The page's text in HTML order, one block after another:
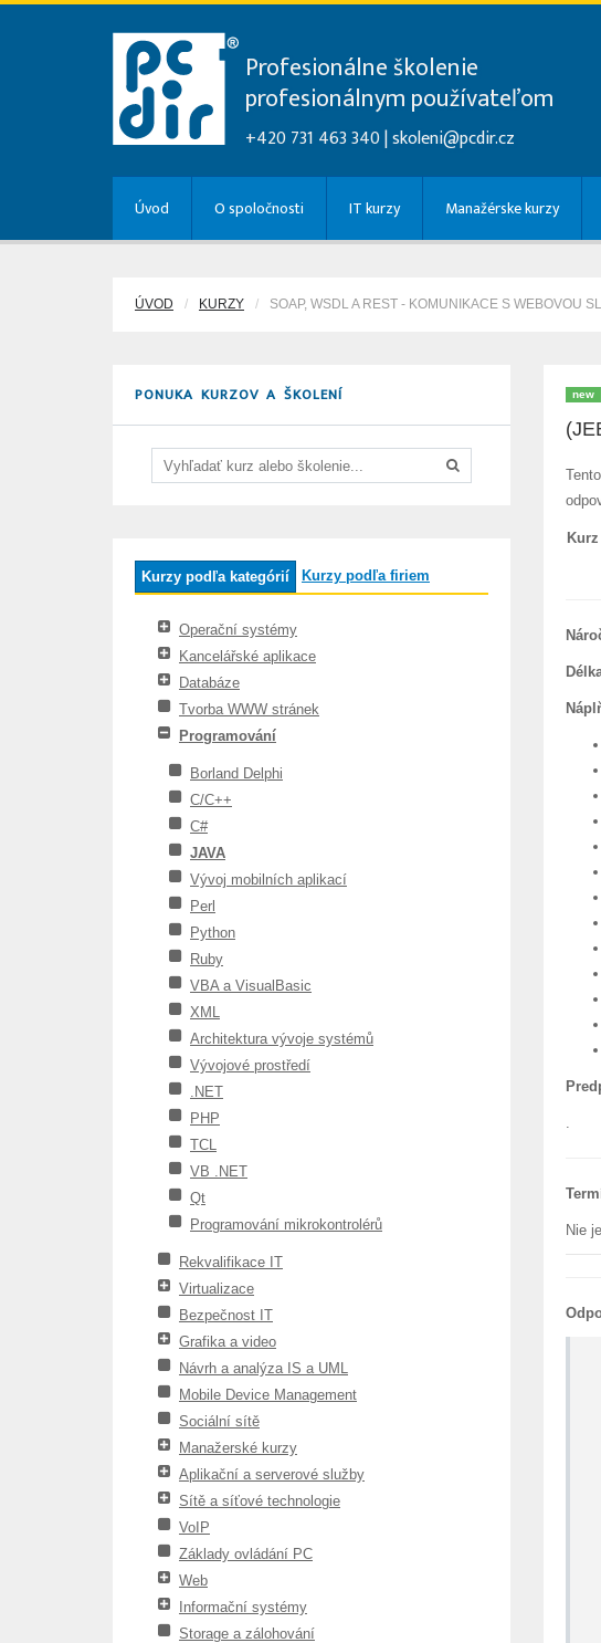
Profesionálne školenie
profesionálnym používateľom
+420 731 463 340 |skoleni@pcdir.cz
Úvod O spoločnosti IT kurzy Manažérske kurzy
ÚVOD KURZY SOAP, WSDL A REST - KOMUNIKACE S WEBOVOU
PONUKA KURZOV A ŠKOLENÍ
Kurzy podľa kategórií Kurzy podľa firiem
Operační systémy
Kancelářské aplikace
Databáze
Tvorba WWW stránek
Programování
Borland Delphi
C/C++
C#
JAVA
Vývoj mobilních aplikací
Perl
Python
Ruby
VBA a VisualBasic
XML
Architektura vývoje systémů
Vývojové prostředí
.NET
PHP
TCL
VB .NET
Qt
Programování mikrokontrolérů
Rekvalifikace IT
Virtualizace
Bezpečnost IT
Grafika a video
Návrh a analýza IS a UML
Mobile Device Management
Sociální sítě
Manažerské kurzy
Aplikační a serverové služby
Sítě a síťové technologie
VoIP
Základy ovládání PC
Web
Informační systémy
Storage a zálohování
new
.
Nie